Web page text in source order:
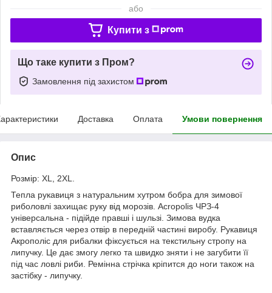
або
Купити з
Що таке купити з Пром?
Замовлення під захистом
Доставка Оплата Умови повернення
Опис
Розмір: XL, 2XL.
Тепла рукавиця з натуральним хутром бобра для зимової
риболовлі захищає руку від морозів. Acropolis ЧРЗ-4
універсальна - підійде правші і шульзі. Зимова вудка
вставляється через отвір в передній частині виробу. Рукавиця
Акрополіс для рибалки фіксується на текстильну стропу на
липучку. Це дає змогу легко та швидко зняти і не загубити її
під час ловлі риби. Ремінна стрічка кріпится до ноги також на
застібку - липучку.